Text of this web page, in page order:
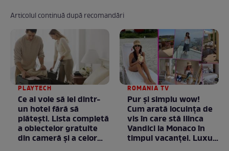
Articolul continuă după recomandări
PLAYTECH
Ce ai voie să iei dintr-
un hotel fără să
plătești. Lista completă
a obiectelor gratuite
din cameră și a celor
ROMANIA TV
Pur și simplu wow!
Cum arată locuința de
vis în care stă Ilinca
Vandici la Monaco în
timpul vacanței. Luxul